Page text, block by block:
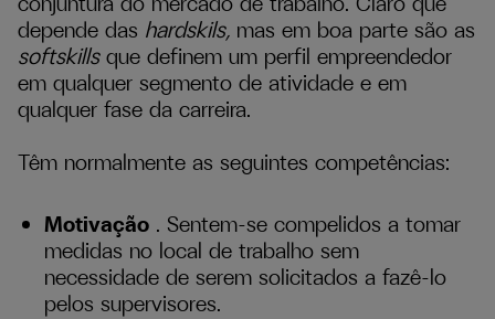
depende das hardskils, mas em boa parte são as
softskillsque definem um perfil empreendedor
em qualquer segmento de atividade e em
qualquer fase da carreira.
Têm normalmente as seguintes competências:
Motivação . Sentem-se compelidos a tomar
medidas no local de trabalho sem
necessidade de serem solicitados a fazê-lo
pelos supervisores.